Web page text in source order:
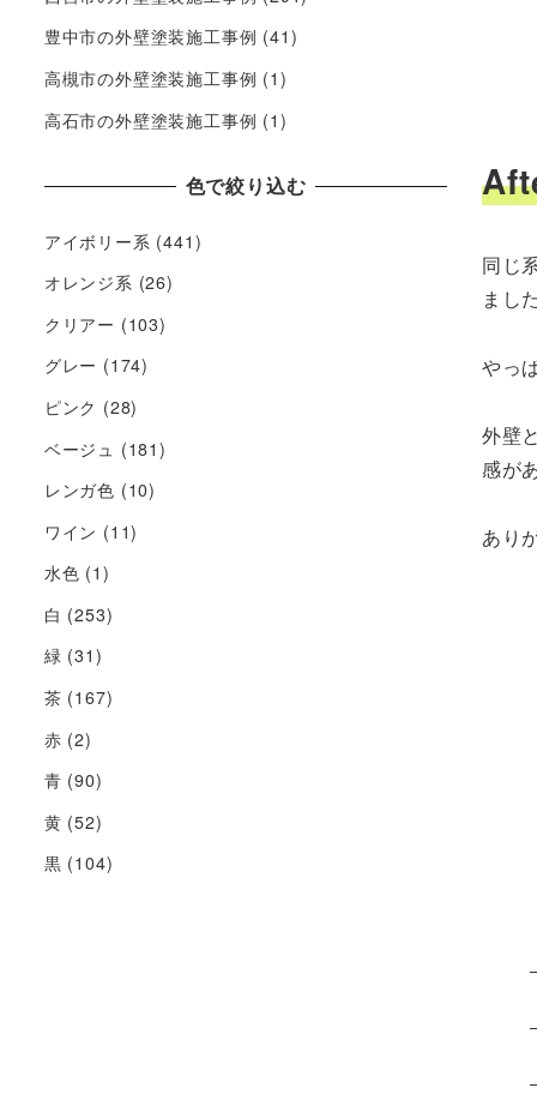
同じ
まし
やっ
外壁
感が
あり
豊中市の外壁塗装施工事例 (41)
高槻市の外壁塗装施工事例 (1)
高石市の外壁塗装施工事例 (1)
色で絞り込む
アイボリー系 (441)
オレンジ系 (26)
クリアー (103)
グレー (174)
ピンク (28)
ベージュ (181)
レンガ色 (10)
ワイン (11)
水色 (1)
白 (253)
緑 (31)
茶 (167)
赤 (2)
青 (90)
黄 (52)
黒 (104)